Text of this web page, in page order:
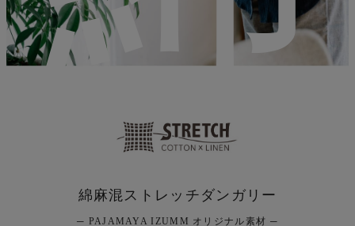
綿麻混ストレッチダンガリー
─ PAJAMAYA IZUMM オリジナル素材 ─